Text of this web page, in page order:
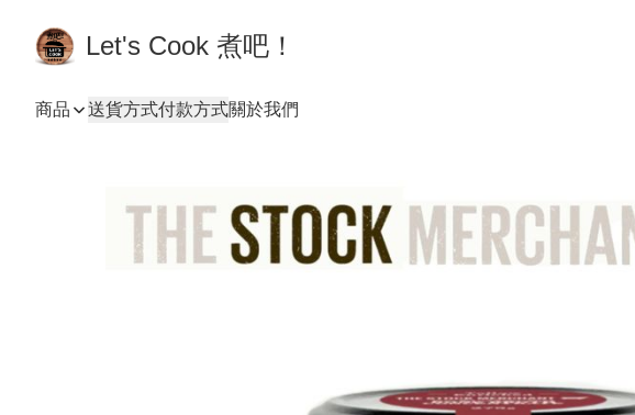
Let's Cook 煮吧！
商品 送貨方式付款方式關於我們